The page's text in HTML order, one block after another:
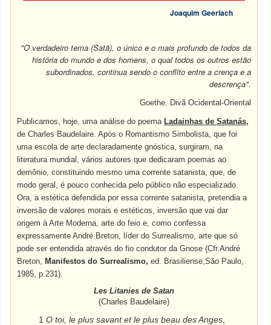
Joaquim Geerlach
"O verdadeiro tema (Satã), o único e o mais profundo de todos da
história do mundo e dos homens, o qual todos os outros estão
subordinados, continua sendo o conflito entre a crença e a
descrença".
Goethe. Divã Ocidental-Oriental
Publicamos, hoje, uma análise do poema Ladainhas de Satanás,
de Charles Baudelaire. Após o Romantismo Simbolista, que foi
uma escola de arte declaradamente gnóstica, surgiram, na
literatura mundial, vários autores que dedicaram poemas ao
demônio, constituindo mesmo uma corrente satanista, que, de
modo geral, é pouco conhecida pelo público não especializado.
Ora, a estética defendida por essa corrente satanista, pretendia a
inversão de valores morais e estéticos, inversão que vai dar
origem à Arte Moderna, arte do feio e, como confessa
expressamente André Breton, líder do Surrealismo, arte que só
pode ser entendida através do fio condutor da Gnose (Cfr.André
Breton, Manifestos do Surrealismo,ed. Brasiliense,São Paulo,
1985, p.231).
Les Litanies de Satan
(Charles Baudelaire)
1O toi, le plus savant et le plus beau des Anges